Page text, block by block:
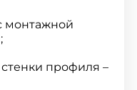
монтажной
профиля –